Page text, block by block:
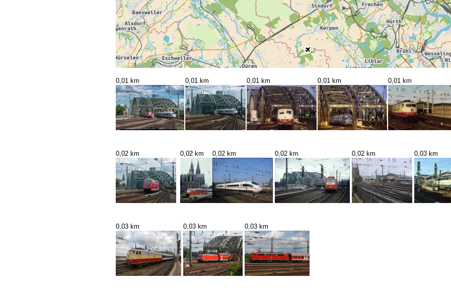
0,01 km 0,01 km 0,01 km 0,01 km 0,01 km
0,02 km 0,02 km 0,02 km 0,02 km 0,02 km 0,03 km
0,03 km 0,03 km 0,03 km